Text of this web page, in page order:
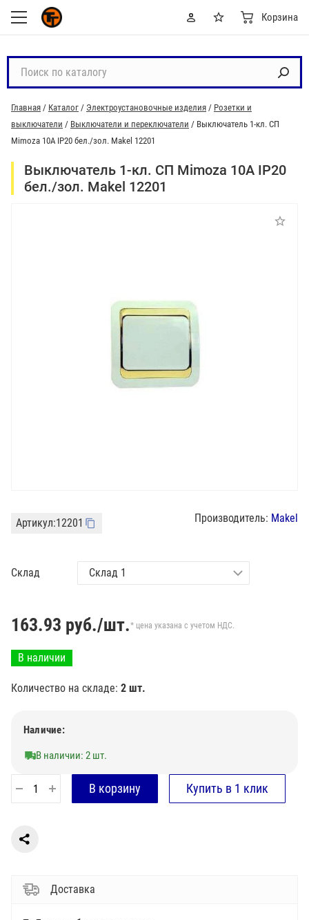
Корзина
с
к
п
о
а
Главная / Каталог / Электроустановочные изделия / Розетки и
выключатели / Выключатели и переключатели / Выключатель 1-кл. СП
Mimoza 10А IP20 бел./зол. Makel 12201
Выключатель 1-кл. СП Mimoza 10А IP20
бел./зол. Makel 12201
Артикул:12201 Производитель: Makel
Склад
163.93 руб./шт.* цена указана с учетом НДС.
В наличии
Количество на складе: 2 шт.
Наличие:
В наличии: 2 шт.
Доставка